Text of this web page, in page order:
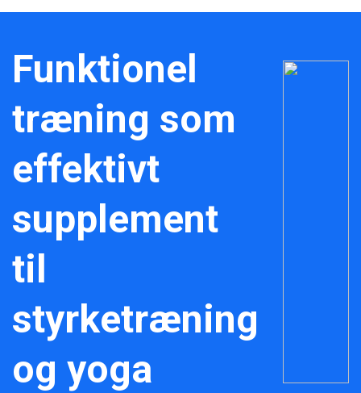
Funktionel
træning som
effektivt
supplement
til
styrketræning
og yoga